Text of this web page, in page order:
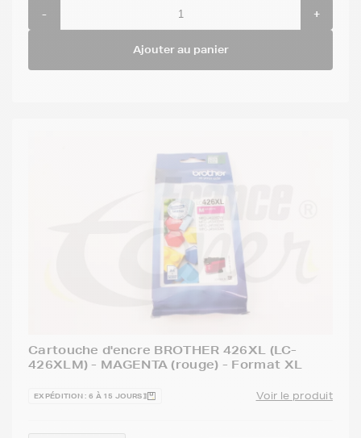
- +
Ajouter au panier
Cartouche d'encre BROTHER 426XL (LC-
426XLM) - MAGENTA (rouge) - Format XL
EXPÉDITION : 6 À 15 JOURS Voir le produit